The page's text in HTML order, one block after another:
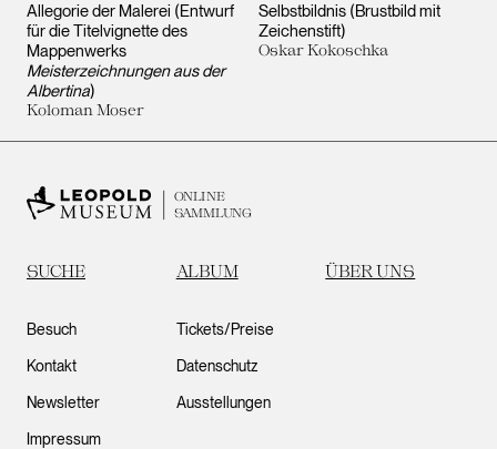
Allegorie der Malerei (Entwurf
für die Titelvignette des
Mappenwerks
Meisterzeichnungen aus der
Albertina)
Koloman Moser
Selbstbildnis (Brustbild mit
Zeichenstift)
Oskar Kokoschka
ONLINE
SAMMLUNG
SUCHE ALBUM ÜBER UNS
Besuch
Kontakt
Newsletter
Impressum
Tickets/Preise
Datenschutz
Ausstellungen